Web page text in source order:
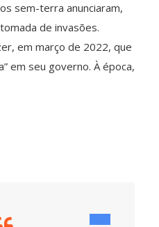
sem-terra anunciaram,
de invasões.
em março de 2022, que
em seu governo. À época,